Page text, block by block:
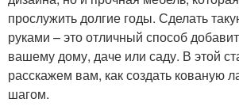
прослужить долгие годы. Сделать
руками – это отличный способ
вашему дому, даче или саду. В этой
расскажем вам, как создать кованую
шагом.